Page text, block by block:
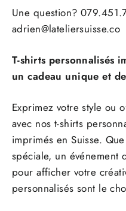
Une question?
adrien@lateliersuisse.co
T-shirts personnalisés
un cadeau unique et
Exprimez votre style ou
avec nos t-shirts
imprimés en Suisse.
spéciale, un événement
pour afficher votre
personnalisés sont le